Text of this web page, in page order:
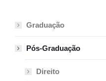
Graduação
Pós-Graduação
Direito